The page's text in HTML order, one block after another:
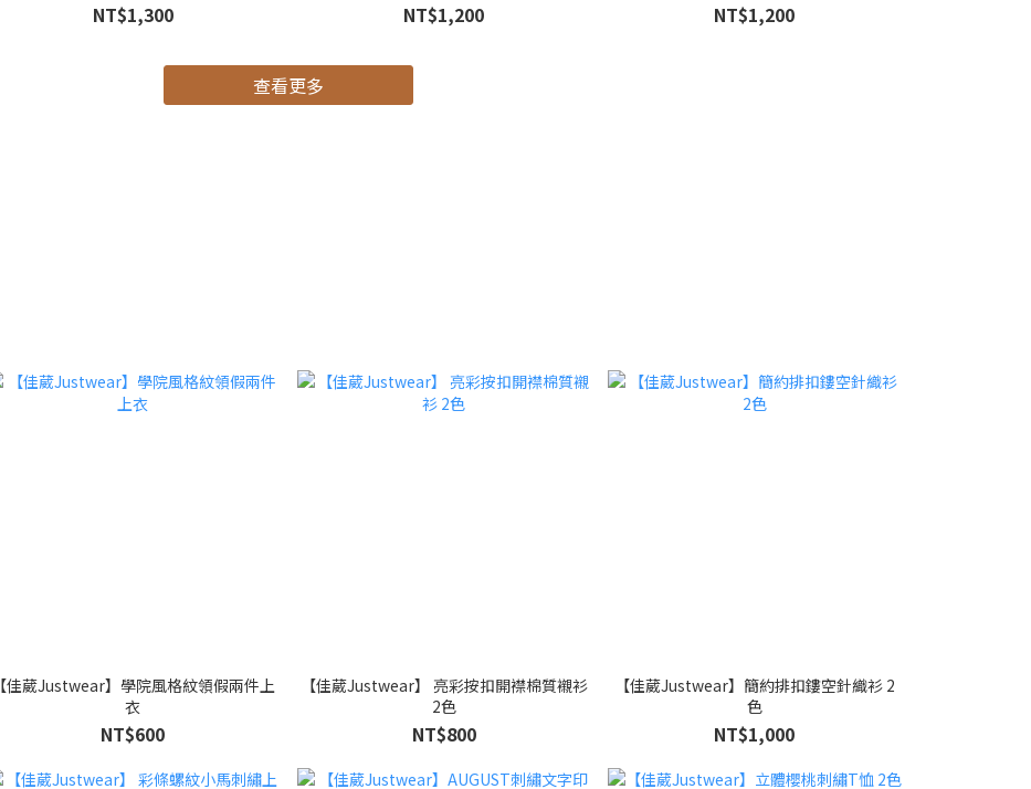
NT$1,300 NT$1,200 NT$1,200
查看更多
【佳葳Justwear】學院風格紋領假兩件上
衣
NT$600
【佳葳Justwear】 亮彩按扣開襟棉質襯衫
2色
NT$800
【佳葳Justwear】簡約排扣鏤空針織衫 2
色
NT$1,000